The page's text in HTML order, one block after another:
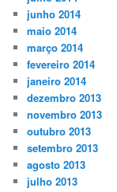
junho 2014
maio 2014
março 2014
fevereiro 2014
janeiro 2014
dezembro 2013
novembro 2013
outubro 2013
setembro 2013
agosto 2013
julho 2013